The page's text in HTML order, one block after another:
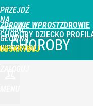
PRZEJDŹ
NA
STRONĘ
GŁÓWNĄ
WPROST.PL
ZDROWIE WPROST
CHOROBY DZIECKO
CHOROBY